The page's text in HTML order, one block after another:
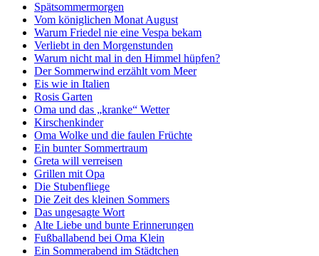
Spätsommermorgen
Vom königlichen Monat August
Warum Friedel nie eine Vespa bekam
Verliebt in den Morgenstunden
Warum nicht mal in den Himmel hüpfen?
Der Sommerwind erzählt vom Meer
Eis wie in Italien
Rosis Garten
Oma und das „kranke“ Wetter
Kirschenkinder
Oma Wolke und die faulen Früchte
Ein bunter Sommertraum
Greta will verreisen
Grillen mit Opa
Die Stubenfliege
Die Zeit des kleinen Sommers
Das ungesagte Wort
Alte Liebe und bunte Erinnerungen
Fußballabend bei Oma Klein
Ein Sommerabend im Städtchen